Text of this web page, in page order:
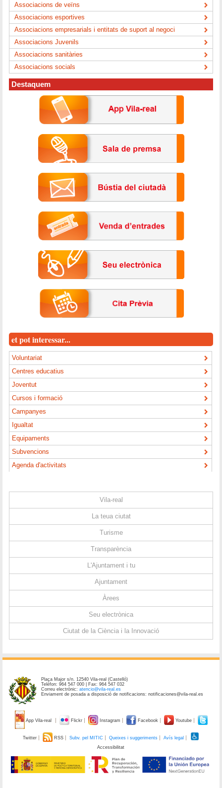
Associacions de veïns
Associacions esportives
Associacions empresarials i entitats de suport al negoci
Associacions Juvenils
Associacions sanitàries
Associacions socials
Destaquem
et pot interessar...
Voluntariat
Centres educatius
Joventut
Cursos i formació
Campanyes
Igualtat
Equipaments
Subvencions
Agenda d'activitats
Vila-real
La teua ciutat
Turisme
Transparència
L'Ajuntament i tu
Ajuntament
Àrees
Seu electrònica
Ciutat de la Ciència i la Innovació
Plaça Major s/n. 12540 Vila-real (Castelló)
Telèfon: 964 547 000 | Fax: 964 547 032
Correu electrònic:atencio@vila-real.es
Enviament de posada a disposició de notificacions: notificaciones@vila-real.es
App Vila-real Flickr Instagram Facebook Youtube
Twitter RSS Subv. pel MITIC Queixes i suggeriments
Avís legal
Accessibilitat